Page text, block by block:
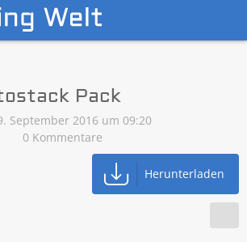
Pack
September 2016 um 09:20
0 Kommentare
Herunterladen